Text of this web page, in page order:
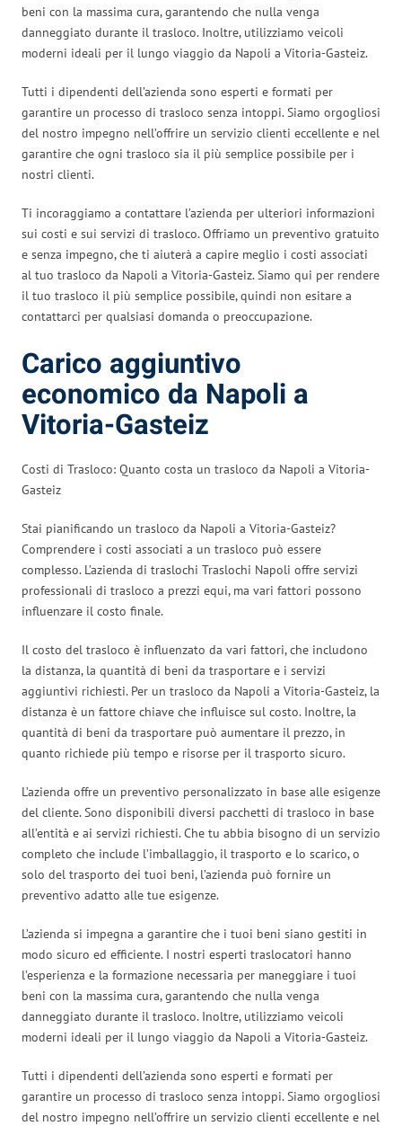
beni con la massima cura, garantendo che nulla venga
danneggiato durante il trasloco. Inoltre, utilizziamo veicoli
moderni ideali per il lungo viaggio da Napoli a Vitoria-Gasteiz.
Tutti i dipendenti dell’azienda sono esperti e formati per
garantire un processo di trasloco senza intoppi. Siamo orgogliosi
del nostro impegno nell’offrire un servizio clienti eccellente e nel
garantire che ogni trasloco sia il più semplice possibile per i
nostri clienti.
Ti incoraggiamo a contattare l’azienda per ulteriori informazioni
sui costi e sui servizi di trasloco. Offriamo un preventivo gratuito
e senza impegno, che ti aiuterà a capire meglio i costi associati
al tuo trasloco da Napoli a Vitoria-Gasteiz. Siamo qui per rendere
il tuo trasloco il più semplice possibile, quindi non esitare a
contattarci per qualsiasi domanda o preoccupazione.
Carico aggiuntivo
economico da Napoli a
Vitoria-Gasteiz
Costi di Trasloco: Quanto costa un trasloco da Napoli a Vitoria-
Gasteiz
Stai pianificando un trasloco da Napoli a Vitoria-Gasteiz?
Comprendere i costi associati a un trasloco può essere
complesso. L’azienda di traslochi Traslochi Napoli offre servizi
professionali di trasloco a prezzi equi, ma vari fattori possono
influenzare il costo finale.
Il costo del trasloco è influenzato da vari fattori, che includono
la distanza, la quantità di beni da trasportare e i servizi
aggiuntivi richiesti. Per un trasloco da Napoli a Vitoria-Gasteiz, la
distanza è un fattore chiave che influisce sul costo. Inoltre, la
quantità di beni da trasportare può aumentare il prezzo, in
quanto richiede più tempo e risorse per il trasporto sicuro.
L’azienda offre un preventivo personalizzato in base alle esigenze
del cliente. Sono disponibili diversi pacchetti di trasloco in base
all’entità e ai servizi richiesti. Che tu abbia bisogno di un servizio
completo che include l’imballaggio, il trasporto e lo scarico, o
solo del trasporto dei tuoi beni, l’azienda può fornire un
preventivo adatto alle tue esigenze.
L’azienda si impegna a garantire che i tuoi beni siano gestiti in
modo sicuro ed efficiente. I nostri esperti traslocatori hanno
l’esperienza e la formazione necessaria per maneggiare i tuoi
beni con la massima cura, garantendo che nulla venga
danneggiato durante il trasloco. Inoltre, utilizziamo veicoli
moderni ideali per il lungo viaggio da Napoli a Vitoria-Gasteiz.
Tutti i dipendenti dell’azienda sono esperti e formati per
garantire un processo di trasloco senza intoppi. Siamo orgogliosi
del nostro impegno nell’offrire un servizio clienti eccellente e nel